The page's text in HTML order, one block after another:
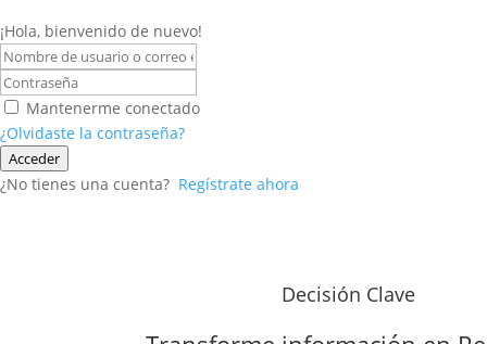
¡Hola, bienvenido de nuevo!
Mantenerme conectado
¿Olvidaste la contraseña?
Acceder
¿No tienes una cuenta? Regístrate ahora
Decisión Clave